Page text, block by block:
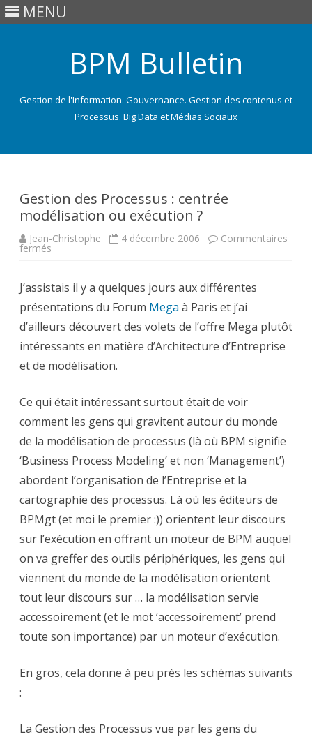
MENU
BPM Bulletin
Gestion de l'Information. Gouvernance. Gestion des contenus et
Processus. Big Data et Médias Sociaux
Gestion des Processus : centrée
modélisation ou exécution ?
Jean-Christophe 4 décembre 2006 Commentaires
fermés
:
centrée
modélisation
ou
exécution
?
J’assistais il y a quelques jours aux différentes
présentations du Forum Mega à Paris et j’ai
d’ailleurs découvert des volets de l’offre Mega plutôt
intéressants en matière d’Architecture d’Entreprise
et de modélisation.
Ce qui était intéressant surtout était de voir
comment les gens qui gravitent autour du monde
de la modélisation de processus (là où BPM signifie
‘Business Process Modeling’ et non ‘Management’)
abordent l’organisation de l’Entreprise et la
cartographie des processus. Là où les éditeurs de
BPMgt (et moi le premier :)) orientent leur discours
sur l’exécution en offrant un moteur de BPM auquel
on va greffer des outils périphériques, les gens qui
viennent du monde de la modélisation orientent
tout leur discours sur … la modélisation servie
accessoirement (et le mot ‘accessoirement’ prend
toute son importance) par un moteur d’exécution.
En gros, cela donne à peu près les schémas suivants
:
La Gestion des Processus vue par les gens du